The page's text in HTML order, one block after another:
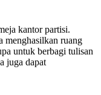
kantor partisi.
menghasilkan ruang
untuk berbagi tulisan
juga dapat